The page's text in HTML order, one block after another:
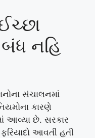
નહિ
સંચાલનમાં
કારણે
આવ્યા છે. સરકાર
આવતી હતી